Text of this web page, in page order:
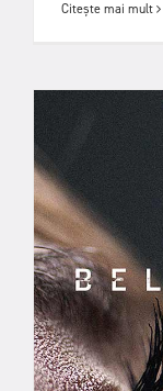
Citește mai mult